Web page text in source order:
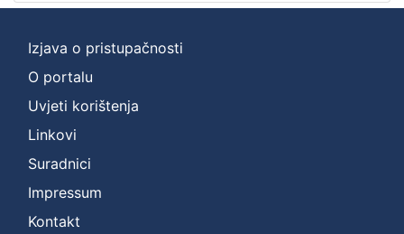
Izjava o pristupačnosti
O portalu
Uvjeti korištenja
Linkovi
Suradnici
Impressum
Kontakt